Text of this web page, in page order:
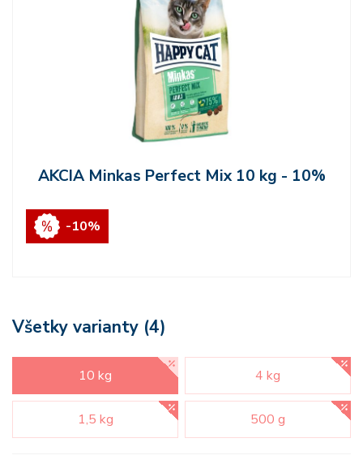
AKCIA Minkas Perfect Mix 10 kg - 10%
-10%
Všetky varianty (4)
10 kg 4 kg
1,5 kg 500 g